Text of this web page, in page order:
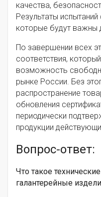
качества,
Результаты
которые будут важны
По завершении всех
соответствия,
возможность
рынке России. Без
распространение
обновления
периодически
продукции
Вопрос-ответ:
Что такое
галантерейные